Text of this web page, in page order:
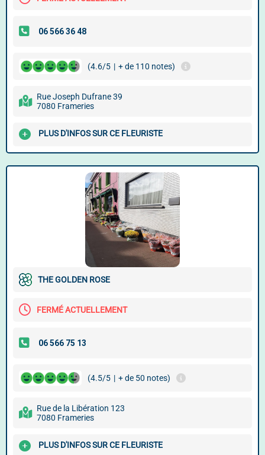
(4.6/5 | + de 110 notes)
Rue Joseph Dufrane 39
7080 Frameries
PLUS D'INFOS SUR CE FLEURISTE
THE GOLDEN ROSE
FERMÉ ACTUELLEMENT
(4.5/5 | + de 50 notes)
Rue de la Libération 123
7080 Frameries
PLUS D'INFOS SUR CE FLEURISTE